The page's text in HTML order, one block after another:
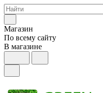
Магазин
По всему сайту
В магазине